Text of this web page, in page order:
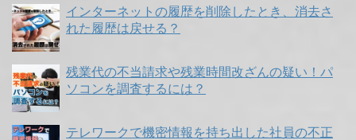
インターネットの履歴を削除したとき、消去さ
れた履歴は戻せる？
残業代の不当請求や残業時間改ざんの疑い！パ
ソコンを調査するには？
テレワークで機密情報を持ち出した社員の不正